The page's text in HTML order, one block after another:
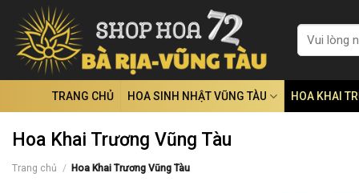
content
Tìm
kiếm:
TRANG CHỦ HOA SINH NHẬT VŨNG TÀU HOA KHAI
Hoa Khai Trương Vũng Tàu
Trang chủ / Hoa Khai Trương Vũng Tàu